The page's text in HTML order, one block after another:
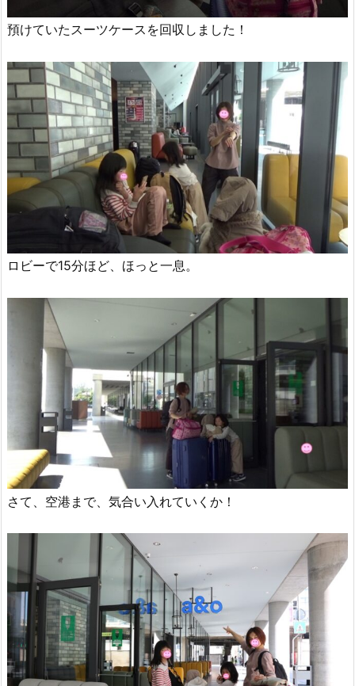
預けていたスーツケースを回収しました！
ロビーで15分ほど、ほっと一息。
さて、空港まで、気合い入れていくか！